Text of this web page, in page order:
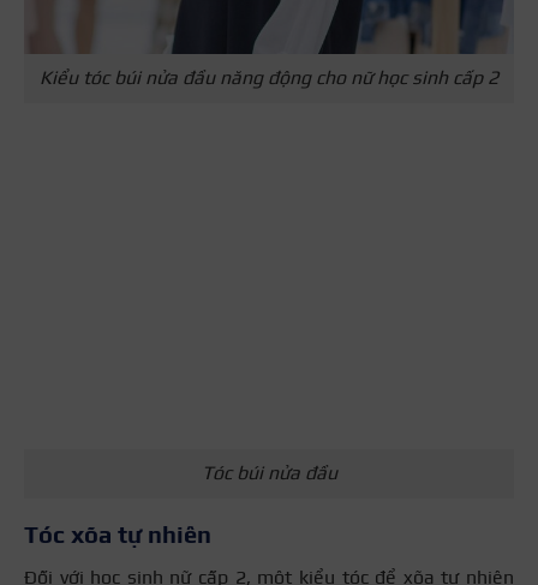
Kiểu tóc búi nửa đầu năng động cho nữ học sinh cấp 2
Tóc búi nửa đầu
Tóc xõa tự nhiên
Đối với học sinh nữ cấp 2, một kiểu tóc để xõa tự nhiên